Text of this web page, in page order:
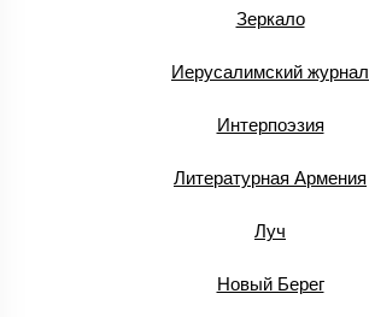
Зеркало
Иерусалимский журнал
Интерпоэзия
Литературная Армения
Луч
Новый Берег